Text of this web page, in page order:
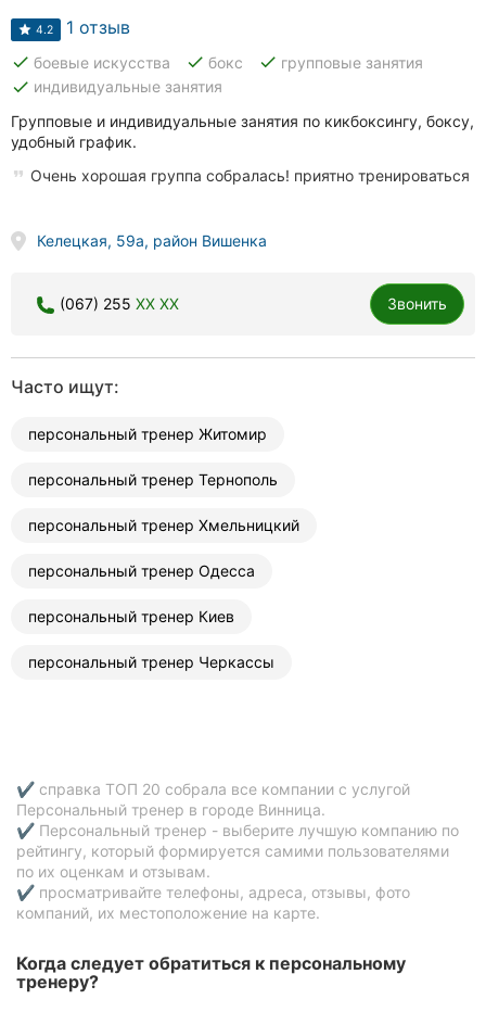
4.2 1 отзыв
done боевые искусства done бокс done групповые занятия
done индивидуальные занятия
Групповые и индивидуальные занятия по кикбоксингу, боксу,
удобный график.
Очень хорошая группа собралась! приятно тренироваться
Келецкая, 59а, район Вишенка
(067) 255 XX XX Звонить
Часто ищут:
персональный тренер Житомир
персональный тренер Тернополь
персональный тренер Хмельницкий
персональный тренер Одесса
персональный тренер Киев
персональный тренер Черкассы
✔ справка ТОП 20 собрала все компании с услугой
Персональный тренер в городе Винница.
✔ Персональный тренер - выберите лучшую компанию по
рейтингу, который формируется самими пользователями
по их оценкам и отзывам.
✔ просматривайте телефоны, адреса, отзывы, фото
компаний, их местоположение на карте.
Когда следует обратиться к персональному
тренеру?